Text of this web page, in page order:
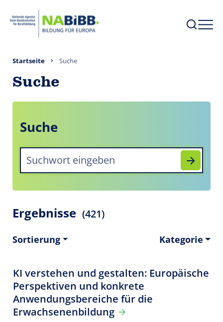
Startseite Suche
Suche
Suche
Ergebnisse (421)
Sortierung Kategorie
KI verstehen und gestalten: Europäische
Perspektiven und konkrete
Anwendungsbereiche für die
Erwachsenenbildung